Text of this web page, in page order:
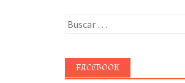
Buscar:
FACEBOOK